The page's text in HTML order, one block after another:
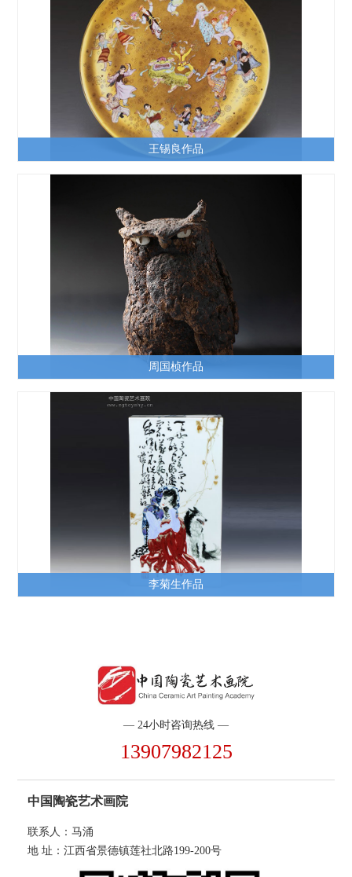
王锡良作品
周国桢作品
李菊生作品
— 24小时咨询热线 —
13907982125
中国陶瓷艺术画院
联系人：马涌
地 址：江西省景德镇莲社北路199-200号